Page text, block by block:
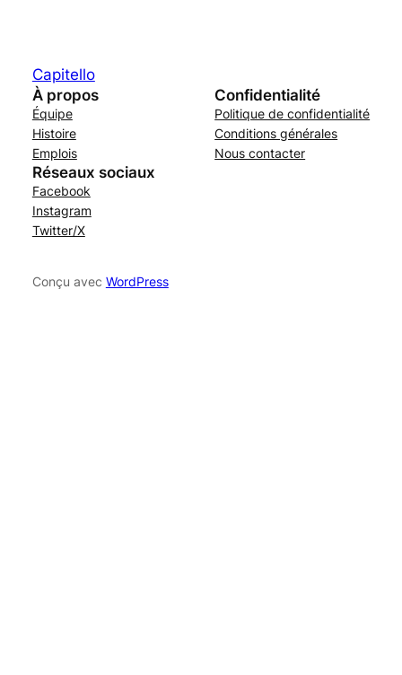
Capitello
À propos
Équipe
Histoire
Emplois
Confidentialité
Politique de confidentialité
Conditions générales
Nous contacter
Réseaux sociaux
Facebook
Instagram
Twitter/X
Conçu avec WordPress